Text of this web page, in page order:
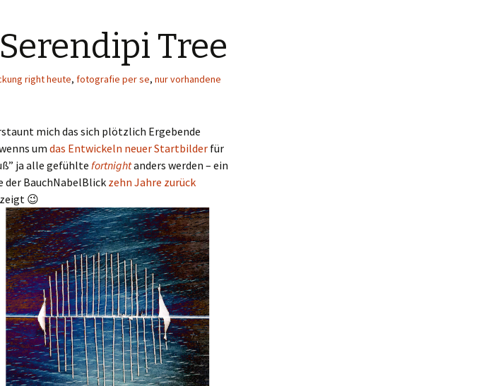
Tree
right heute, fotografie per se, nur vorhandene
mich das sich plötzlich Ergebende
um das Entwickeln neuer Startbilder für
ja alle gefühlte fortnightanders werden – ein
der BauchNabelBlick zehn Jahre zurück
😉